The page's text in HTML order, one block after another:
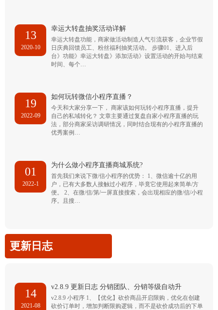
13
2020-10
幸运大转盘抽奖活动详解
幸运大转盘功能，商家做活动制造人气引流获客，企业节假
日庆典回馈员工、粉丝福利抽奖活动。 步骤01、进入后
台》功能》幸运大转盘》添加活动》设置活动的开始与结束
时间、每个…
19
2022-09
如何玩转微信小程序直播？
今天和大家分享一下， 商家该如何玩转小程序直播，提升
自己的私域转化？ 文章主要通过复盘自家小程序直播的玩
法，部分商家采访调研情况，同时结合现有的小程序直播的
优秀案例…
01
2022-1
为什么做小程序直播商城系统?
首先我们来说下微/信小程序的优势： 1、微信逾十亿的用
户，已有大多数人接触过小程序，毕竟它使用起来简单/方
便。 2、在微/信/第/一屏直接搜索，会出现相应的微/信/小程
序。且搜…
更新日志
14
2021-08
v2.8.9 更新日志 分销团队、分销等级自动升
v2.8.9 小程序 1、【优化】砍价商品开启限购，优化在创建
砍价订单时，增加判断限购逻辑，而不是砍价成功后的下单